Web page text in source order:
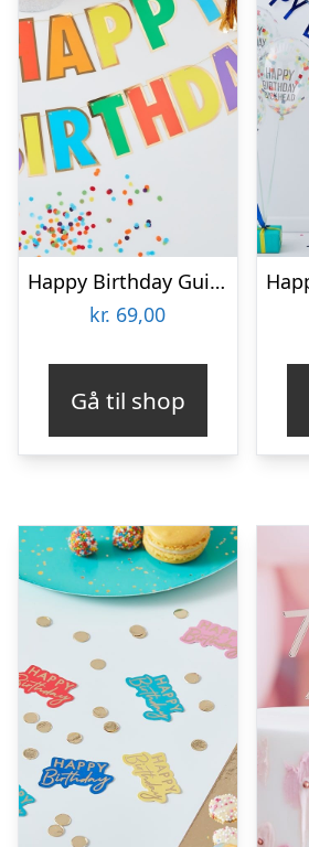
Happy Birthday Guirlande Multifarvet/Guld
kr. 69,00
Gå til shop